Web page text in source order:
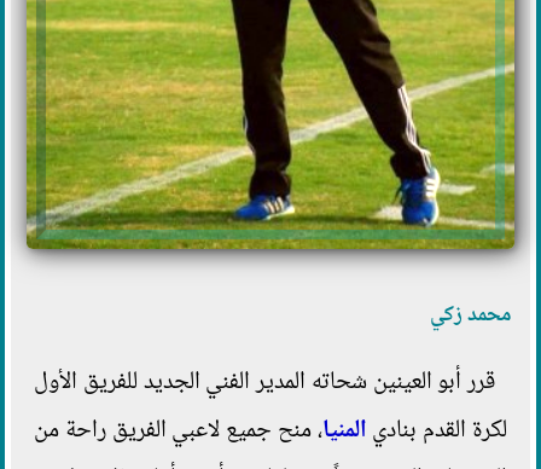
محمد زكي
قرر أبو العينين شحاته المدير الفني الجديد للفريق الأول
لكرة القدم بناديالمنيا، منح جميع لاعبي الفريق راحة من